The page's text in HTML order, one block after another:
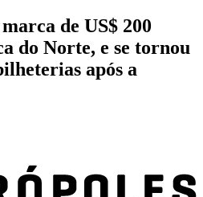
de US$ 200
do Norte, e se tornou
após a